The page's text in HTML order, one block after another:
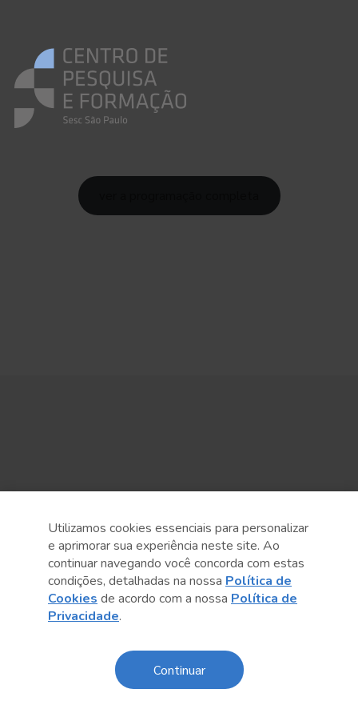
Utilizamos cookies essenciais para personalizar
e aprimorar sua experiência neste site. Ao
continuar navegando você concorda com estas
condições, detalhadas na nossa Política de
Cookies de acordo com a nossa Política de
Privacidade.
Continuar